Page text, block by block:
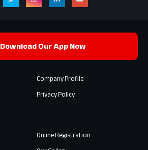
Download Our App Now
Company Profile
Privacy Policy
Online Registration